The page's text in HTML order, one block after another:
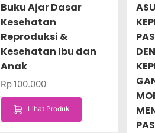
Buku Ajar Dasar
Kesehatan
Reproduksi &
Kesehatan Ibu dan
Anak
Rp100.000
Lihat Produk